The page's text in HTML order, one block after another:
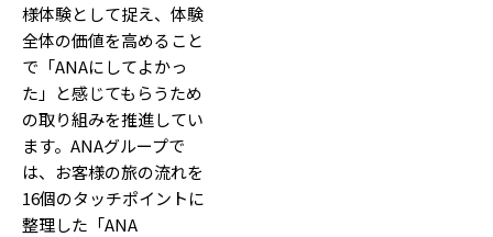
様体験として捉え、体験
全体の価値を高めること
で「ANAにしてよかっ
た」と感じてもらうため
の取り組みを推進してい
ます。ANAグループで
は、お客様の旅の流れを
16個のタッチポイントに
整理した「ANA